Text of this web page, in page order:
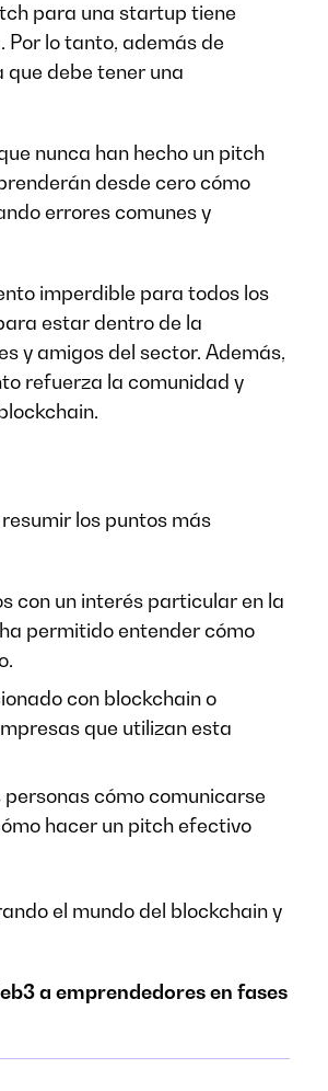
para una startup tiene
lo tanto, además de
debe tener una
nunca han hecho un pitch
desde cero cómo
errores comunes y
imperdible para todos los
estar dentro de la
y amigos del sector. Además,
refuerza la comunidad y
los puntos más
con un interés particular en la
permitido entender cómo
con blockchain o
que utilizan esta
cómo comunicarse
hacer un pitch efectivo
el mundo del blockchain y
a emprendedores en fases